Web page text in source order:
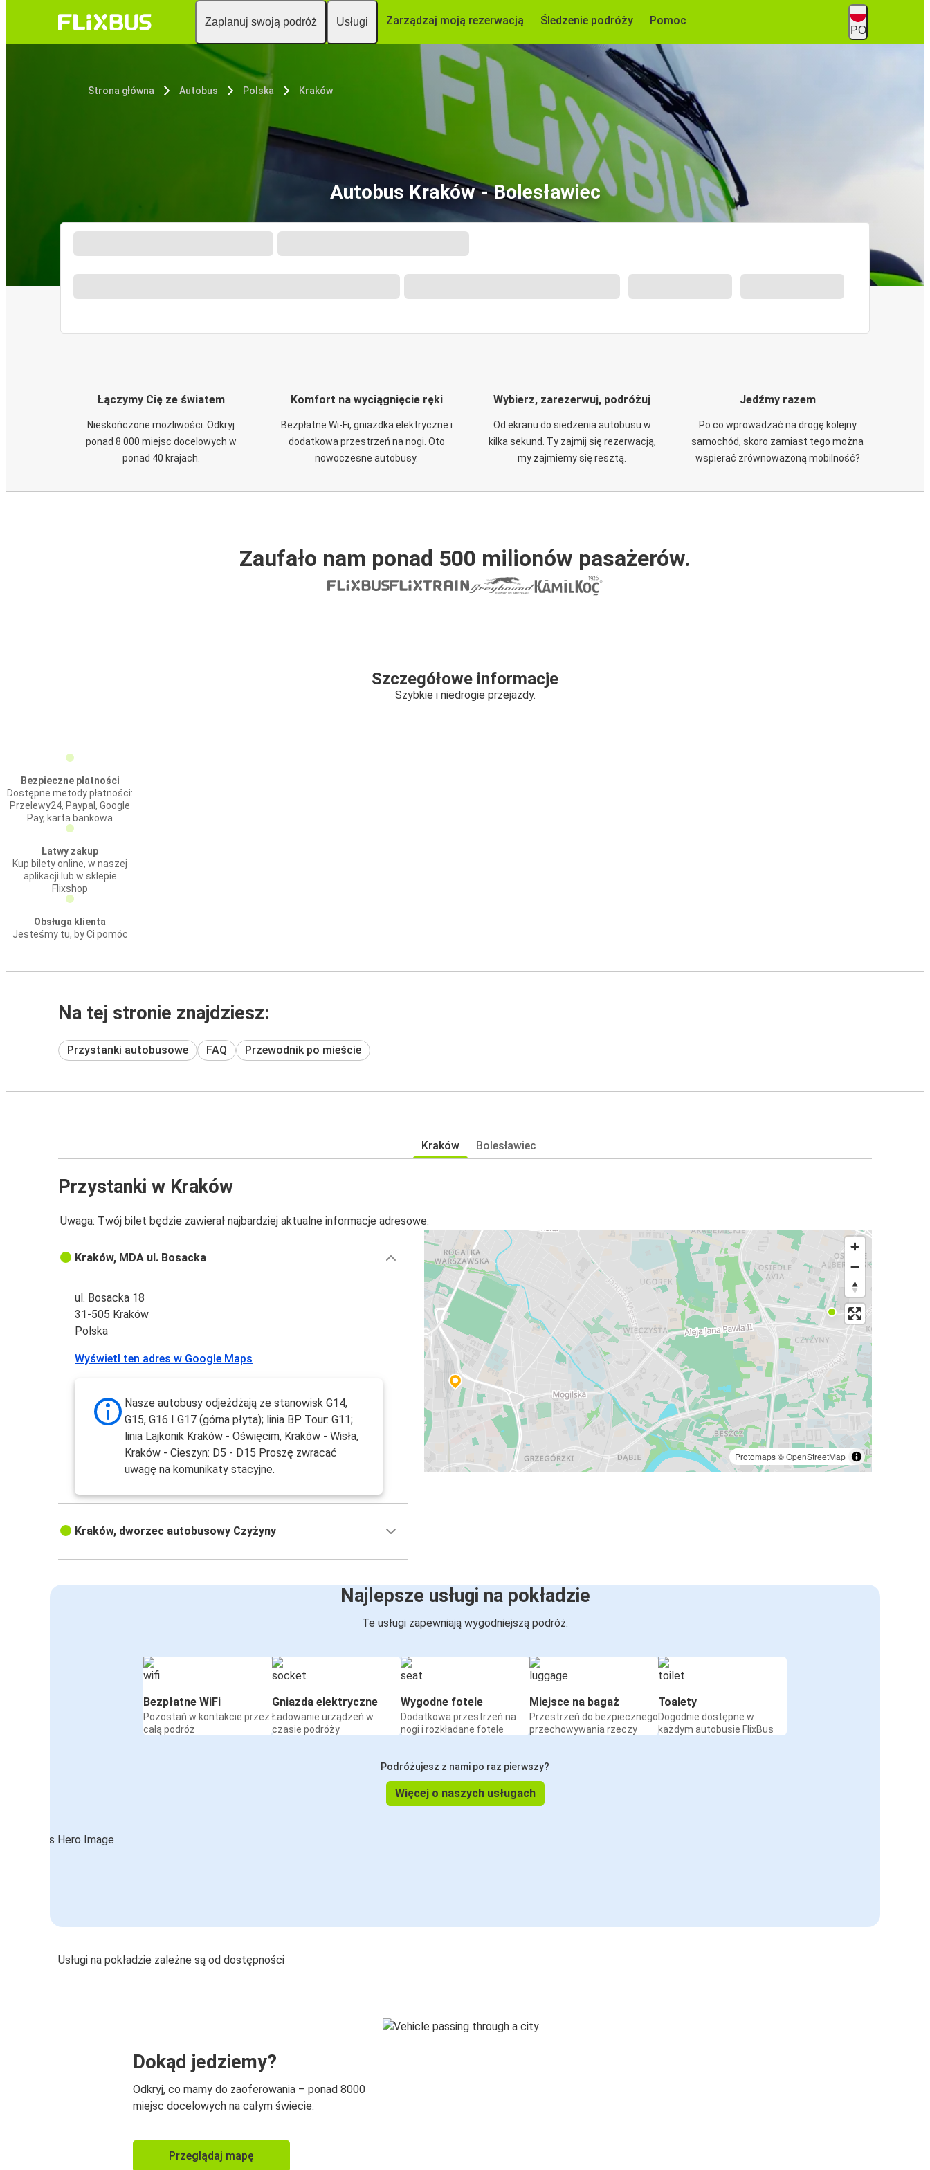
Zaplanuj swoją podróż Usługi Zarządzaj moją rezerwacją Śledzenie podróży Pomoc
PO
Strona główna Autobus Polska Kraków
Autobus Kraków - Bolesławiec
Łączymy Cię ze światem
Nieskończone możliwości. Odkryj
ponad 8 000 miejsc docelowych w
ponad 40 krajach.
Komfort na wyciągnięcie ręki
Bezpłatne Wi-Fi, gniazdka elektryczne i
dodatkowa przestrzeń na nogi. Oto
nowoczesne autobusy.
Wybierz, zarezerwuj, podróżuj
Od ekranu do siedzenia autobusu w
kilka sekund. Ty zajmij się rezerwacją,
my zajmiemy się resztą.
Jedźmy razem
Po co wprowadzać na drogę kolejny
samochód, skoro zamiast tego można
wspierać zrównoważoną mobilność?
Zaufało nam ponad 500 milionów pasażerów.
Szczegółowe informacje
Szybkie i niedrogie przejazdy.
Bezpieczne płatności
Dostępne metody płatności:
Przelewy24, Paypal, Google
Pay, karta bankowa
Łatwy zakup
Kup bilety online, w naszej
aplikacji lub w sklepie
Flixshop
Obsługa klienta
Jesteśmy tu, by Ci pomóc
Na tej stronie znajdziesz:
Przystanki autobusowe FAQ Przewodnik po mieście
Kraków Bolesławiec
Przystanki w Kraków
Uwaga: Twój bilet będzie zawierał najbardziej aktualne informacje adresowe.
Protomaps©OpenStreetMap
Kraków, MDA ul. Bosacka
ul. Bosacka 18
31-505 Kraków
Polska
Wyświetl ten adres w Google Maps
Nasze autobusy odjeżdżają ze stanowisk G14,
G15, G16 I G17 (górna płyta); linia BP Tour: G11;
linia Lajkonik Kraków - Oświęcim, Kraków - Wisła,
Kraków - Cieszyn: D5 - D15 Proszę zwracać
uwagę na komunikaty stacyjne.
Kraków, dworzec autobusowy Czyżyny
Najlepsze usługi na pokładzie
Te usługi zapewniają wygodniejszą podróż:
Bezpłatne WiFi
Pozostań w kontakcie przez
całą podróż
Gniazda elektryczne
Ładowanie urządzeń w
czasie podróży
Wygodne fotele
Dodatkowa przestrzeń na
nogi i rozkładane fotele
Miejsce na bagaż
Przestrzeń do bezpiecznego
przechowywania rzeczy
Toalety
Dogodnie dostępne w
każdym autobusie FlixBus
Podróżujesz z nami po raz pierwszy?
Więcej o naszych usługach
Usługi na pokładzie zależne są od dostępności
Dokąd jedziemy?
Odkryj, co mamy do zaoferowania – ponad 8000
miejsc docelowych na całym świecie.
Przeglądaj mapę